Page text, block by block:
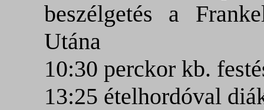
beszélgetés a
Utána
10:30 perckor kb.
13:25 ételhordóval